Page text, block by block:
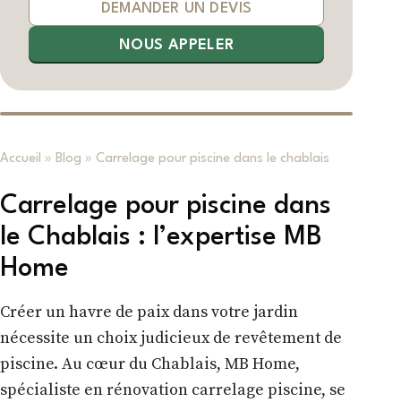
DEMANDER UN DEVIS
NOUS APPELER
Accueil » Blog » Carrelage pour piscine dans le chablais
Carrelage pour piscine dans
le Chablais : l’expertise MB
Home
Créer un havre de paix dans votre jardin
nécessite un choix judicieux de revêtement de
piscine. Au cœur du Chablais, MB Home,
spécialiste en rénovation carrelage piscine, se